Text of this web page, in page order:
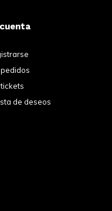
de deseos